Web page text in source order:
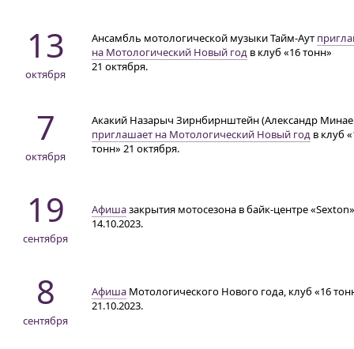
13
октября
Ансамбль мотологической музыкиТайм-Аут
на Мотологический Новый год в клуб «16 тонн»
21 октября.
7
октября
Акакий Назарыч Зирнбирнштейн (Александр
приглашает на Мотологический Новый год в клуб
тонн» 21 октября.
19
сентября
Афишазакрытия мотосезона в байк-центре «Sexton»
14.10.2023.
8
сентября
Афиша Мотологического Нового года, клуб «16
21.10.2023.